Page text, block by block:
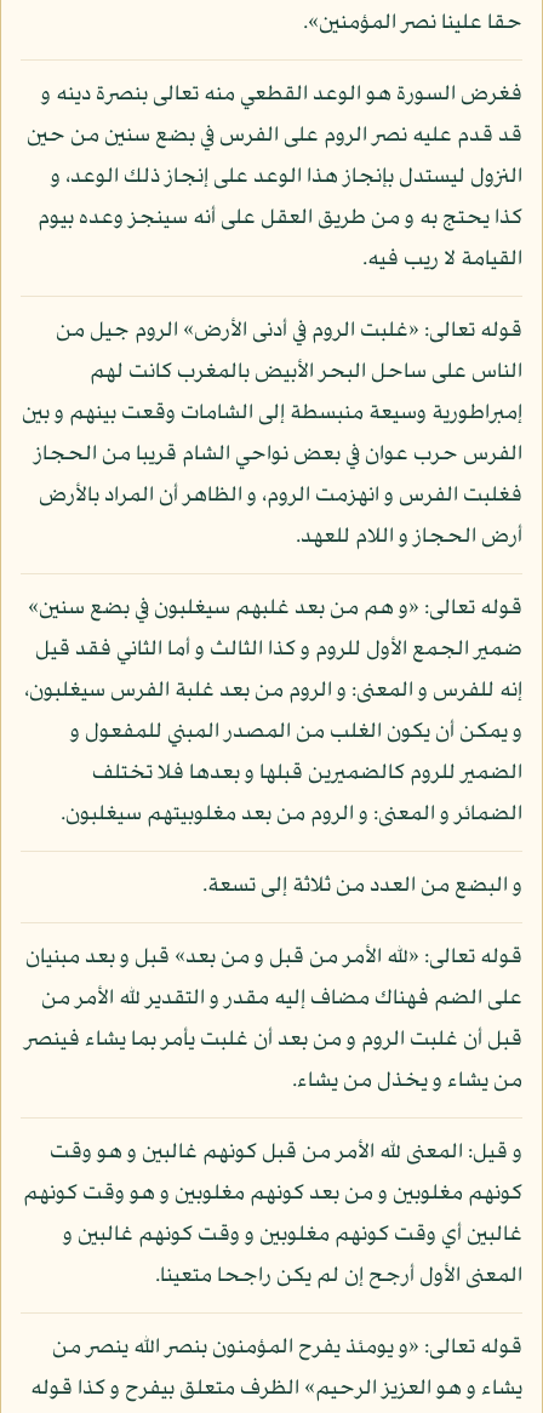
حقا علينا نصر المؤمنين».
فغرض السورة هو الوعد القطعي منه تعالى بنصرة دينه و
قد قدم عليه نصر الروم على الفرس في بضع سنين من حين
النزول ليستدل بإنجاز هذا الوعد على إنجاز ذلك الوعد، و
كذا يحتج به و من طريق العقل على أنه سينجز وعده بيوم
القيامة لا ريب فيه.
قوله تعالى: «غلبت الروم في أدنى الأرض» الروم جيل من
الناس على ساحل البحر الأبيض بالمغرب كانت لهم
إمبراطورية وسيعة منبسطة إلى الشامات وقعت بينهم و بين
الفرس حرب عوان في بعض نواحي الشام قريبا من الحجاز
فغلبت الفرس و انهزمت الروم، و الظاهر أن المراد بالأرض
أرض الحجاز و اللام للعهد.
قوله تعالى: «و هم من بعد غلبهم سيغلبون في بضع سنين»
ضمير الجمع الأول للروم و كذا الثالث و أما الثاني فقد قيل
إنه للفرس و المعنى: و الروم من بعد غلبة الفرس سيغلبون،
و يمكن أن يكون الغلب من المصدر المبني للمفعول و
الضمير للروم كالضميرين قبلها و بعدها فلا تختلف
الضمائر و المعنى: و الروم من بعد مغلوبيتهم سيغلبون.
و البضع من العدد من ثلاثة إلى تسعة.
قوله تعالى: «لله الأمر من قبل و من بعد» قبل و بعد مبنيان
على الضم فهناك مضاف إليه مقدر و التقدير لله الأمر من
قبل أن غلبت الروم و من بعد أن غلبت يأمر بما يشاء فينصر
من يشاء و يخذل من يشاء.
و قيل: المعنى لله الأمر من قبل كونهم غالبين و هو وقت
كونهم مغلوبين و من بعد كونهم مغلوبين و هو وقت كونهم
غالبين أي وقت كونهم مغلوبين و وقت كونهم غالبين و
المعنى الأول أرجح إن لم يكن راجحا متعينا.
قوله تعالى: «و يومئذ يفرح المؤمنون بنصر الله ينصر من
يشاء و هو العزيز الرحيم» الظرف متعلق بيفرح و كذا قوله